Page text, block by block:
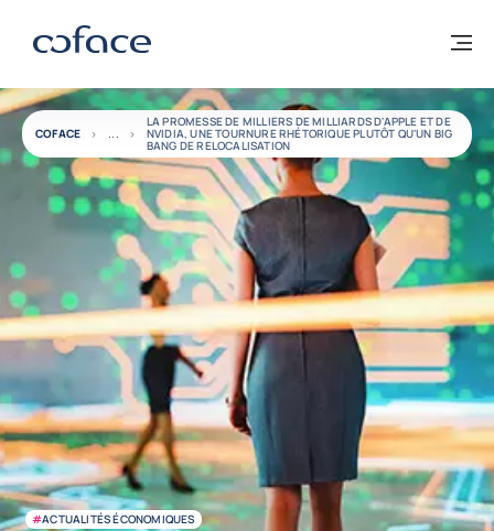
Coface, for Trade - Page d'accueil Groupe Coface
Retour à la page d'accueil
#ACTUALITÉS ÉCONOMIQUES
COFACE
LA PROMESSE DE MILLIERS DE MILLIARDS D'APPLE ET DE
NVIDIA, UNE TOURNURE RHÉTORIQUE PLUTÔT QU'UN BIG
BANG DE RELOCALISATION